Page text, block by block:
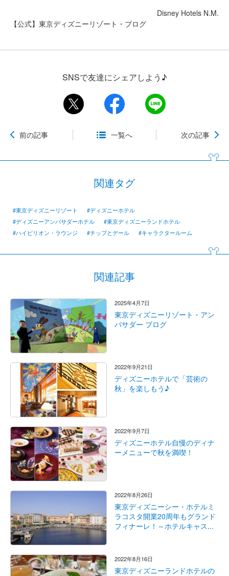
Disney Hotels N.M.
【公式】東京ディズニーリゾート・ブログ
SNSで友達にシェアしよう♪
前の記事 一覧へ 次の記事
関連タグ
#東京ディズニーリゾート
#ディズニーホテル
#ディズニーアンバサダーホテル
#東京ディズニーランドホテル
#ハイピリオン・ラウンジ
#チップとデール #キャラクタールーム
関連記事
2025年4月7日
東京ディズニーリゾート・アン
バサダー ブログ
2022年9月21日
ディズニーホテルで「芸術の
秋」を楽しもう♪
2022年9月7日
ディズニーホテル自慢のディナ
ーメニューで秋を満喫！
2022年8月26日
東京ディズニーシー・ホテルミ
ラコスタ開業20周年もグランド
フィナーレ！～ホテルキャス...
2022年8月16日
東京ディズニーランドホテルの